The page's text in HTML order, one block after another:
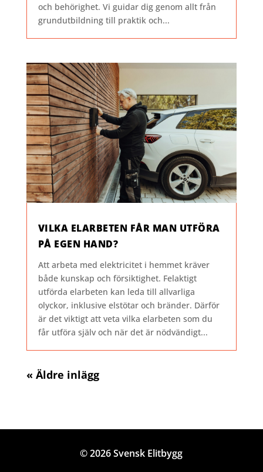
och behörighet. Vi guidar dig genom allt från
grundutbildning till praktik och...
VILKA ELARBETEN FÅR MAN UTFÖRA
PÅ EGEN HAND?
Att arbeta med elektricitet i hemmet kräver
både kunskap och försiktighet. Felaktigt
utförda elarbeten kan leda till allvarliga
olyckor, inklusive elstötar och bränder. Därför
är det viktigt att veta vilka elarbeten som du
får utföra själv och när det är nödvändigt...
« Äldre inlägg
© 2026 Svensk Elitbygg